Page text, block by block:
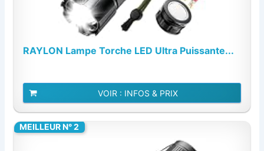
RAYLON Lampe Torche LED Ultra Puissante...
VOIR : INFOS & PRIX
MEILLEUR N° 2